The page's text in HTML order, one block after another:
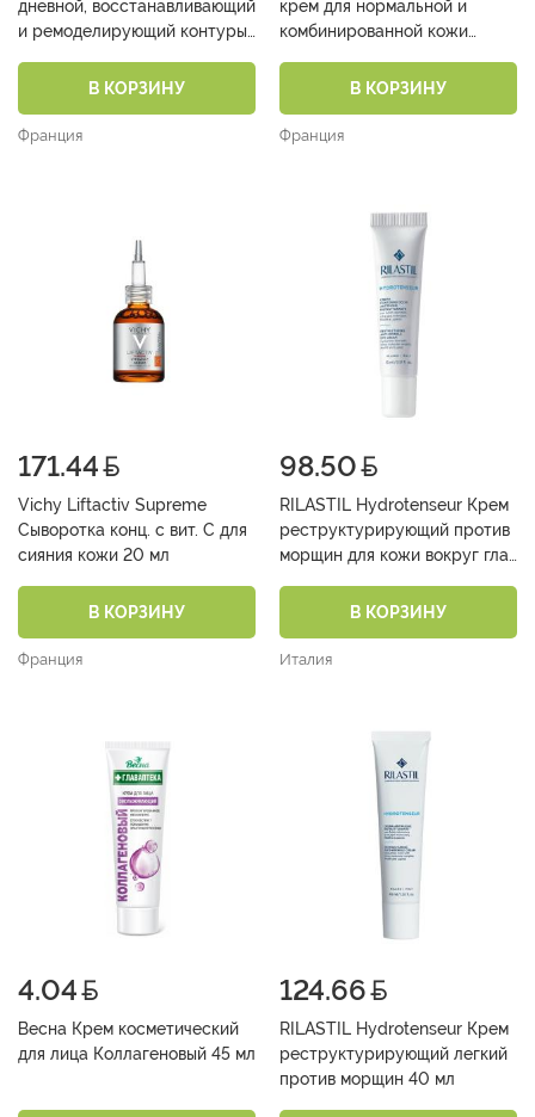
дневной, восстанавливающий
и ремоделирующий контуры
В КОРЗИНУ
Франция
крем для нормальной и
комбинированной кожи
В КОРЗИНУ
Франция
171.44
Vichy Liftactiv Supreme
Сыворотка конц. с вит. С для
сияния кожи 20 мл
В КОРЗИНУ
Франция
98.50
RILASTIL Hydrotenseur Крем
реструктурирующий против
морщин для кожи вокруг глаз
В КОРЗИНУ
Италия
4.04
Весна Крем косметический
для лица Коллагеновый 45 мл
124.66
RILASTIL Hydrotenseur Крем
реструктурирующий легкий
против морщин 40 мл